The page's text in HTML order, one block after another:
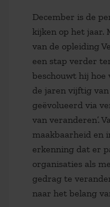
December is de
kijken op het jaar.
van de opleiding
een stap verder
beschouwt hij hoe
de jaren vijftig
geëvolueerd via
van veranderen’.
maakbaarheid en
erkenning dat er
organisaties als
gedrag te
naar het belang